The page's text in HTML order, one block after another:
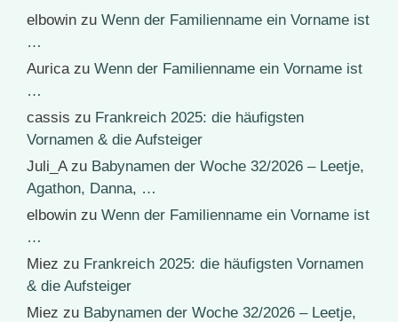
elbowin zu Wenn der Familienname ein Vorname ist
…
Aurica zu Wenn der Familienname ein Vorname ist
…
cassis zu Frankreich 2025: die häufigsten
Vornamen & die Aufsteiger
Juli_Azu Babynamen der Woche 32/2026 – Leetje,
Agathon, Danna, …
elbowin zu Wenn der Familienname ein Vorname ist
…
Miez zu Frankreich 2025: die häufigsten Vornamen
& die Aufsteiger
Miez zu Babynamen der Woche 32/2026 – Leetje,